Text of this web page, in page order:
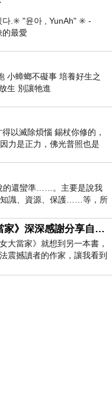
다.✳️ "윤아 , YunAh" ✳️ -
最愛
小蟑螂不礙事 培養好生之
生 別讓牠進
以滅除煩惱 錫杖你修的，
力是正力，佛光普照也是
的還蠻準……。主要是說我
知識、資源、保護……等，所
好書推薦《女大當家》深深感謝分享自己想法震撼讀者的作家，讓我看到不同樣貌的家庭！
大當家》就想到另一本書，
震撼讀者的作家，讓我看到
女大